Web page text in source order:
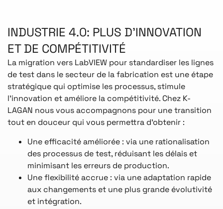
INDUSTRIE 4.0: PLUS D’INNOVATION
ET DE COMPÉTITIVITÉ
La migration vers LabVIEW pour standardiser les lignes
de test dans le secteur de la fabrication est une étape
stratégique qui optimise les processus, stimule
l’innovation et améliore la compétitivité. Chez K-
LAGAN nous vous accompagnons pour une transition
tout en douceur qui vous permettra d’obtenir :
Une efficacité améliorée : via une rationalisation
des processus de test, réduisant les délais et
minimisant les erreurs de production.
Une flexibilité accrue : via une adaptation rapide
aux changements et une plus grande évolutivité
et intégration.